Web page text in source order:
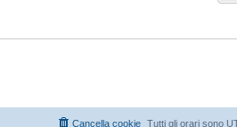
Tutti gli orari sono
Cancella cookie